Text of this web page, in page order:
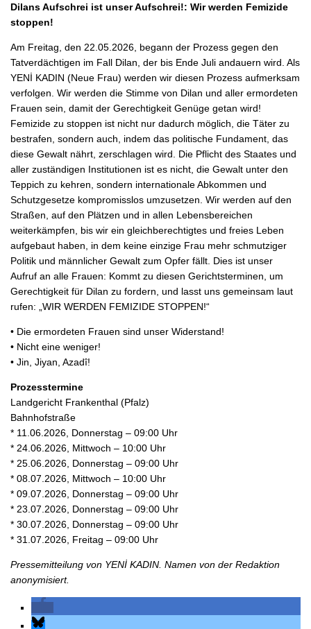
Dilans Aufschrei ist unser Aufschrei!: Wir werden Femizide
stoppen!
Am Freitag, den 22.05.2026, begann der Prozess gegen den
Tatverdächtigen im Fall Dilan, der bis Ende Juli andauern wird. Als
YENİ KADIN (Neue Frau) werden wir diesen Prozess aufmerksam
verfolgen. Wir werden die Stimme von Dilan und aller ermordeten
Frauen sein, damit der Gerechtigkeit Genüge getan wird!
Femizide zu stoppen ist nicht nur dadurch möglich, die Täter zu
bestrafen, sondern auch, indem das politische Fundament, das
diese Gewalt nährt, zerschlagen wird. Die Pflicht des Staates und
aller zuständigen Institutionen ist es nicht, die Gewalt unter den
Teppich zu kehren, sondern internationale Abkommen und
Schutzgesetze kompromisslos umzusetzen. Wir werden auf den
Straßen, auf den Plätzen und in allen Lebensbereichen
weiterkämpfen, bis wir ein gleichberechtigtes und freies Leben
aufgebaut haben, in dem keine einzige Frau mehr schmutziger
Politik und männlicher Gewalt zum Opfer fällt. Dies ist unser
Aufruf an alle Frauen: Kommt zu diesen Gerichtsterminen, um
Gerechtigkeit für Dilan zu fordern, und lasst uns gemeinsam laut
rufen: „WIR WERDEN FEMIZIDE STOPPEN!“
• Die ermordeten Frauen sind unser Widerstand!
• Nicht eine weniger!
• Jin, Jiyan, Azadî!
Prozesstermine
Landgericht Frankenthal (Pfalz)
Bahnhofstraße
* 11.06.2026, Donnerstag – 09:00 Uhr
* 24.06.2026, Mittwoch – 10:00 Uhr
* 25.06.2026, Donnerstag – 09:00 Uhr
* 08.07.2026, Mittwoch – 10:00 Uhr
* 09.07.2026, Donnerstag – 09:00 Uhr
* 23.07.2026, Donnerstag – 09:00 Uhr
* 30.07.2026, Donnerstag – 09:00 Uhr
* 31.07.2026, Freitag – 09:00 Uhr
Pressemitteilung von YENİ KADIN. Namen von der Redaktion
anonymisiert.